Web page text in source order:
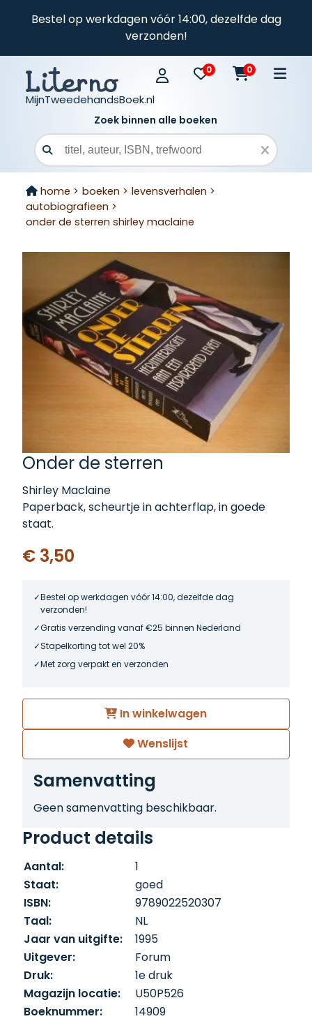
Bestel op werkdagen vóór 14:00, dezelfde dag
verzonden!
MijnTweedehandsBoek.nl
0 0
Zoek binnen alle boeken
Zoekveld
home > boeken > levensverhalen >
autobiografieen >
onder de sterren shirley maclaine
Onder de sterren
Shirley Maclaine
Paperback, scheurtje in achterflap, in goede
staat.
€ 3,50
Bestel op werkdagen vóór 14:00, dezelfde dag
verzonden!
Gratis verzending vanaf €25 binnen Nederland
Stapelkorting tot wel 20%
Met zorg verpakt en verzonden
In winkelwagen
Wenslijst
Samenvatting
Geen samenvatting beschikbaar.
Product details
Aantal:
1
Staat:
goed
ISBN:
9789022520307
Taal:
NL
Jaar van uitgifte:
1995
Uitgever:
Forum
Druk:
1e druk
Magazijn locatie:
U50P526
Boeknummer:
14909